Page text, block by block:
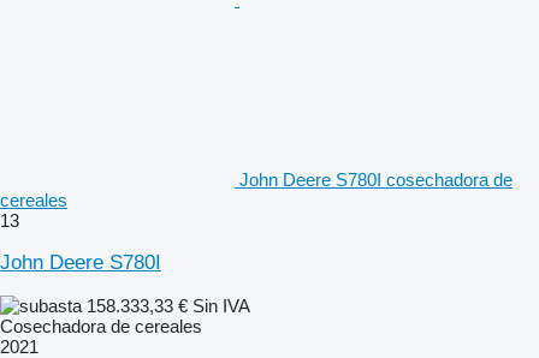
John Deere S780I cosechadora de
cereales
13
John Deere S780I
158.333,33 € Sin IVA
Cosechadora de cereales
2021